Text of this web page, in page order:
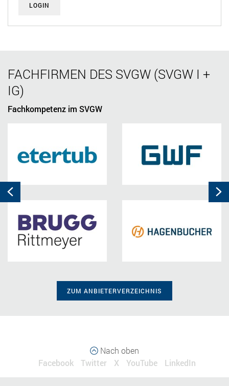
LOGIN
FACHFIRMEN DES SVGW (SVGW I +
IG)
Fachkompetenz im SVGW
Previous
ZUM ANBIETERVERZEICHNIS
Nach oben
Facebook
Twitter X YouTube LinkedIn